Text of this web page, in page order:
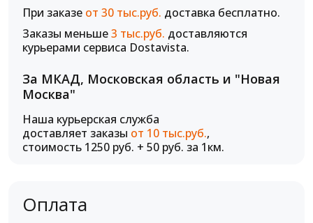
При заказе от 30 тыс.руб. доставка бесплатно.
Заказы меньше3 тыс.руб. доставляются
курьерами сервиса Dostavista.
За МКАД, Московская область и "Новая
Москва"
Наша курьерская служба
доставляет заказы от 10 тыс.руб.,
стоимость 1250 руб. + 50 руб. за 1км.
Оплата